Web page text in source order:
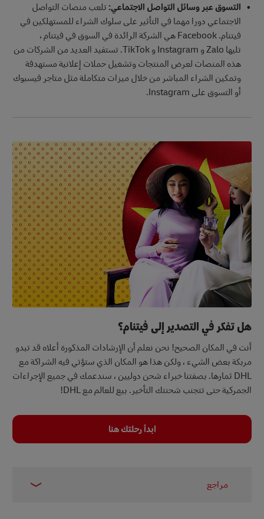
التسوق عبر وسائل التواصل الاجتماعي: تلعب منصات التواصل
الاجتماعي دورا مهما في التأثير على سلوك الشراء للمستهلكين في
فيتنام. Facebook هي الشركة الرائدة في السوق في فيتنام ،
تليها Zalo و Instagram و TikTok. تستفيد العديد من الشركات من
هذه المنصات لعرض المنتجات وتشغيل حملات إعلانية مستهدفة
وتمكين الشراء المباشر من خلال ميزات متكاملة مثل متاجر فيسبوك
أو التسوق على Instagram.
هل تفكر في التصدير إلى فيتنام؟
أنت في المكان الصحيح! نحن نعلم أن الإرشادات المذكورة أعلاه قد تبدو
مربكة بعض الشيء ، ولكن هذا هو المكان الذي ستؤتي فيه الشراكة مع
DHL ثمارها. بصفتنا خبراء شحن دوليين ، سندعمك في جميع الإجراءات
الجمركية حتى تتجنب شحنتك التأخير. بيع للعالم مع DHL!
ابدأ رحلتك هنا
مراجع